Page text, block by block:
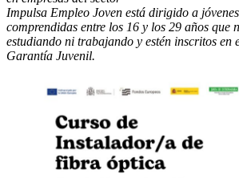
Impulsa Empleo Joven está dirigido a
comprendidas entre los 16 y los 29 años que
estudiando ni trabajando y estén inscritos en
Garantía Juvenil.